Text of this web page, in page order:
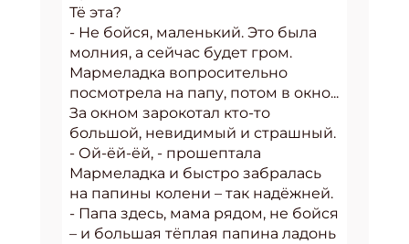
Тё эта?
- Не бойся, маленький. Это была
молния, а сейчас будет гром.
Мармеладка вопросительно
посмотрела на папу, потом в окно...
За окном зарокотал кто-то
большой, невидимый и страшный.
- Ой-ёй-ёй, - прошептала
Мармеладка и быстро забралась
на папины колени – так надёжней.
- Папа здесь, мама рядом, не бойся
– и большая тёплая папина ладонь